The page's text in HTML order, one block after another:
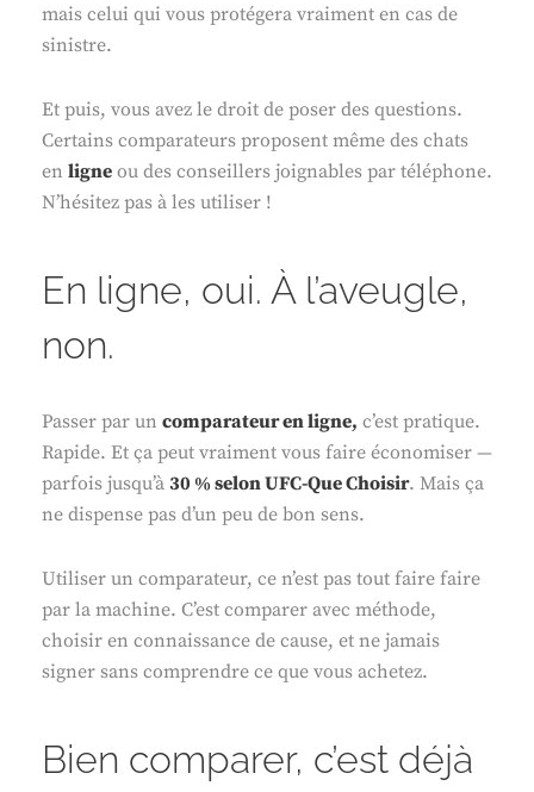
mais celui qui vous protégera vraiment en cas de
sinistre.
Et puis, vous avez le droit de poser des questions.
Certains comparateurs proposent même des chats
en ligne ou des conseillers joignables par téléphone.
N’hésitez pas à les utiliser !
En ligne, oui. À l’aveugle,
non.
Passer par un comparateur en ligne, c’est pratique.
Rapide. Et ça peut vraiment vous faire économiser —
parfois jusqu’à 30 % selon UFC-Que Choisir. Mais ça
ne dispense pas d’un peu de bon sens.
Utiliser un comparateur, ce n’est pas tout faire faire
par la machine. C’est comparer avec méthode,
choisir en connaissance de cause, et ne jamais
signer sans comprendre ce que vous achetez.
Bien comparer, c’est déjà